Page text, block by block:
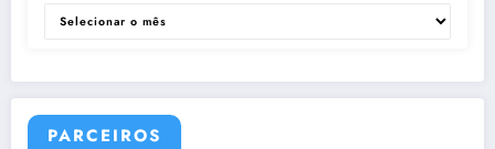
ARQUIVOS
PARCEIROS